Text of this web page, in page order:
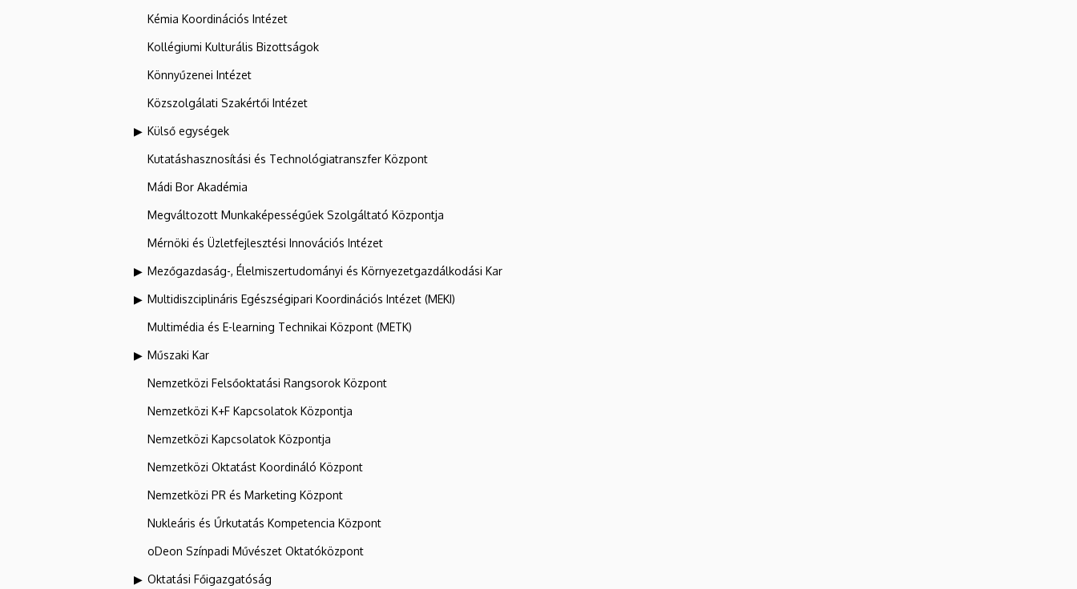
Kémia Koordinációs Intézet
Kollégiumi Kulturális Bizottságok
Könnyűzenei Intézet
Közszolgálati Szakértői Intézet
Külső egységek
Kutatáshasznosítási és Technológiatranszfer Központ
Mádi Bor Akadémia
Megváltozott Munkaképességűek Szolgáltató Központja
Mérnöki és Üzletfejlesztési Innovációs Intézet
Mezőgazdaság-, Élelmiszertudományi és Környezetgazdálkodási Kar
Multidiszciplináris Egészségipari Koordinációs Intézet (MEKI)
Multimédia és E-learning Technikai Központ (METK)
Műszaki Kar
Nemzetközi Felsőoktatási Rangsorok Központ
Nemzetközi K+F Kapcsolatok Központja
Nemzetközi Kapcsolatok Központja
Nemzetközi Oktatást Koordináló Központ
Nemzetközi PR és Marketing Központ
Nukleáris és Űrkutatás Kompetencia Központ
oDeon Színpadi Művészet Oktatóközpont
Oktatási Főigazgatóság